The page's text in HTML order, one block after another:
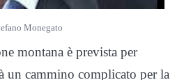
Monegato
montana è prevista per
un cammino complicato per la